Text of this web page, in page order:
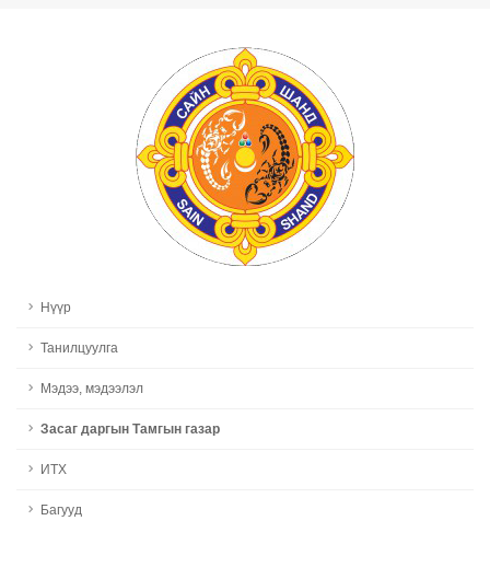
Нүүр
Танилцуулга
Мэдээ, мэдээлэл
Засаг даргын Тамгын газар
ИТХ
Багууд